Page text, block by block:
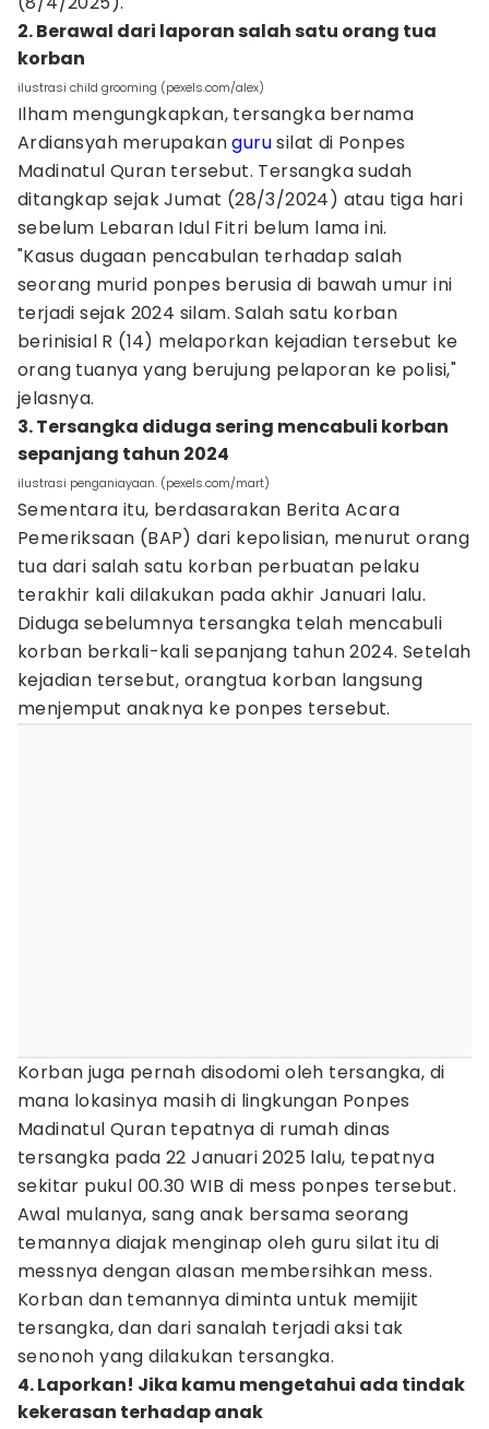
2. Berawal dari laporan salah satu orang tua
korban
ilustrasi child grooming (pexels.com/alex)
Ilham mengungkapkan, tersangka bernama
Ardiansyah merupakangurusilat di Ponpes
Madinatul Quran tersebut. Tersangka sudah
ditangkap sejak Jumat (28/3/2024) atau tiga hari
sebelum Lebaran Idul Fitri belum lama ini.
"Kasus dugaan pencabulan terhadap salah
seorang murid ponpes berusia di bawah umur ini
terjadi sejak 2024 silam. Salah satu korban
berinisial R (14) melaporkan kejadian tersebut ke
orang tuanya yang berujung pelaporan ke polisi,"
jelasnya.
3. Tersangka diduga sering mencabuli korban
sepanjang tahun 2024
ilustrasi penganiayaan. (pexels.com/mart)
Sementara itu, berdasarakan Berita Acara
Pemeriksaan (BAP) dari kepolisian, menurut orang
tua dari salah satu korban perbuatan pelaku
terakhir kali dilakukan pada akhir Januari lalu.
Diduga sebelumnya tersangka telah mencabuli
korban berkali-kali sepanjang tahun 2024. Setelah
kejadian tersebut, orangtua korban langsung
menjemput anaknya ke ponpes tersebut.
Korban juga pernah disodomi oleh tersangka, di
mana lokasinya masih di lingkungan Ponpes
Madinatul Quran tepatnya di rumah dinas
tersangka pada 22 Januari 2025 lalu, tepatnya
sekitar pukul 00.30 WIB di mess ponpes tersebut.
Awal mulanya, sang anak bersama seorang
temannya diajak menginap oleh guru silat itu di
messnya dengan alasan membersihkan mess.
Korban dan temannya diminta untuk memijit
tersangka, dan dari sanalah terjadi aksi tak
senonoh yang dilakukan tersangka.
4. Laporkan! Jika kamu mengetahui ada tindak
kekerasan terhadap anak